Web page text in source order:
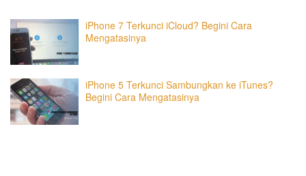
iPhone 7 Terkunci iCloud? Begini Cara
Mengatasinya
iPhone 5 Terkunci Sambungkan ke iTunes?
Begini Cara Mengatasinya